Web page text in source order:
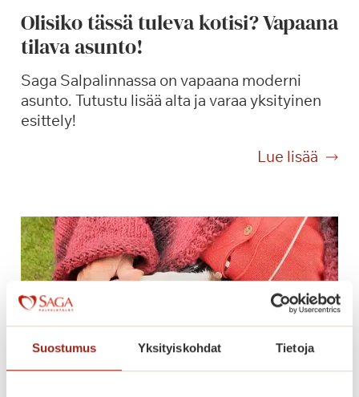
Suostumus Yksityiskohdat Tietoja
n
r
t
!
Olisiko tässä tuleva kotisi? Vapaana
tilava asunto!
Saga Salpalinnassa on vapaana moderni
asunto. Tutustu lisää alta ja varaa yksityinen
esittely!
Lue lisää
O
s
i
k
o
ä